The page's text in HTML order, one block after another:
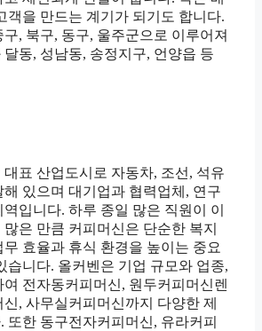
객을 만드는 계기가 되기도 합니다.
, 북구, 동구, 울주군으로 이루어져
동, 성남동, 송정지구, 언양읍 등
표 산업도시로 자동차, 조선, 석유
있으며 대기업과 협력업체, 연구
입니다. 하루 종일 많은 직원이 이
은 만큼 커피머신은 단순한 복지
효율과 휴식 환경을 높이는 중요
습니다. 올커벤은 기업 규모와 업종,
전자동커피머신, 원두커피머신렌
, 사무실커피머신까지 다양한 제
또한 동구전자커피머신, 유라커피